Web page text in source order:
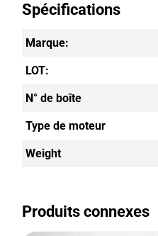
Spécifications
Marque:
LOT:
N° de boîte
Type de moteur
Weight
Produits connexes